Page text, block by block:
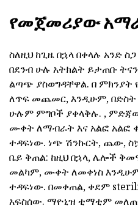
የመጀመሪያው
ስለዚህ ከጊዜ በኋላ በቀላሉ አንድ
በደንብ ሁሉ አትክልት ይታጠቡ
ልጣጭ ያስወግዳቸዋል. በ
ለጥፍ መጨመር, እንዲሁም,
ሁሉም ምግቦች ያቀላቅሉ. ,
ሙቀት ለማብራት እና አልፎ አልፎ
ተዳፍነው. ነጭ ሽንኩርት, ጨው,
ቤይ ቅጠል: ከዚህ በኋላ, ሌሎች
መልካም, ሙቀት ለመቀነስ
ተዳፍነው. በመቀጠል, ቀደም
አፍስሰው. ማዮኒዝ ቲማቲም